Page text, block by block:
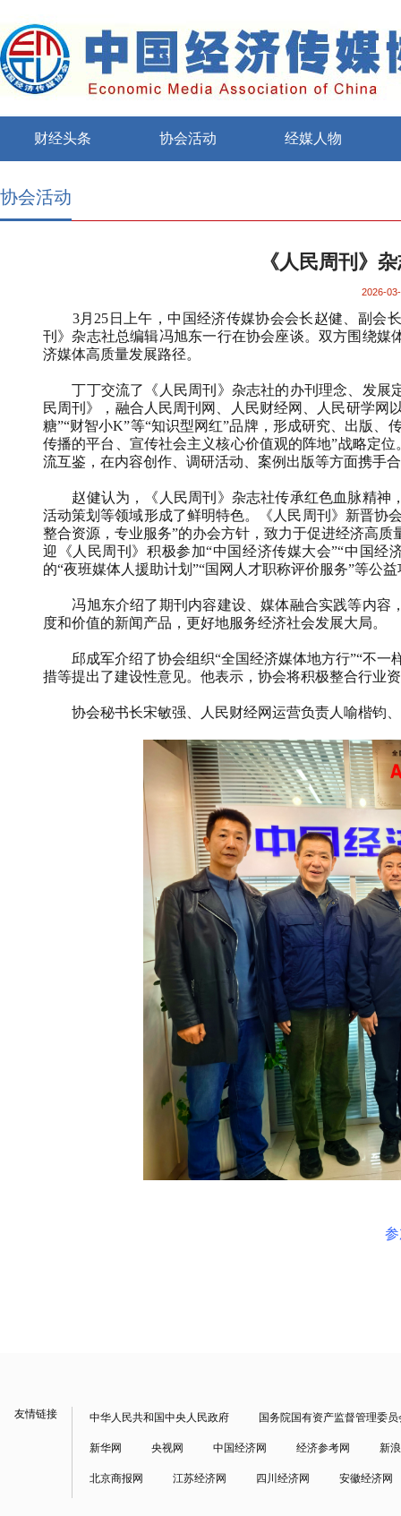
财经头条 协会活动 经媒人物
协会活动
《人民周刊》
2026-
3月 25 日上午，中国经济传媒协会会长赵健、副会
刊》杂志社总编辑冯旭东一行在协会座谈。双方围绕
济媒体高质量发展路径。
丁丁交流了《人民周刊》杂志社的办刊理念、发
民周刊》，融合人民周刊网、人民财经网、人民研学网
糖”“财智小K”等“知识型网红”品牌，形成研究、出版、
传播的平台、宣传社会主义核心价值观的阵地”战略定位
流互鉴，在内容创作、调研活动、案例出版等方面携手
赵健认为，《人民周刊》杂志社传承红色血脉精
活动策划等领域形成了鲜明特色。《人民周刊》新晋协
整合资源，专业服务”的办会方针，致力于促进经济高
迎《人民周刊》积极参加“中国经济传媒大会”“中国
的“夜班媒体人援助计划”“国网人才职称评价服务”等公
冯旭东介绍了期刊内容建设、媒体融合实践等内
度和价值的新闻产品，更好地服务经济社会发展大局。
邱成军介绍了协会组织“全国经济媒体地方行”“不
措等提出了建设性意见。他表示，协会将积极整合行业
协会秘书长宋敏强、人民财经网运营负责人喻楷钧
友情链接 中华人民共和国中央人民政府 国务院国有资产监督管理委员
新华网 央视网 中国经济网 经济参考网 新
北京商报网 江苏经济网 四川经济网 安徽经济网